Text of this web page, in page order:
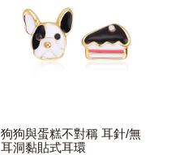
狗狗與蛋糕不對稱 耳針/無
耳洞黏貼式耳環